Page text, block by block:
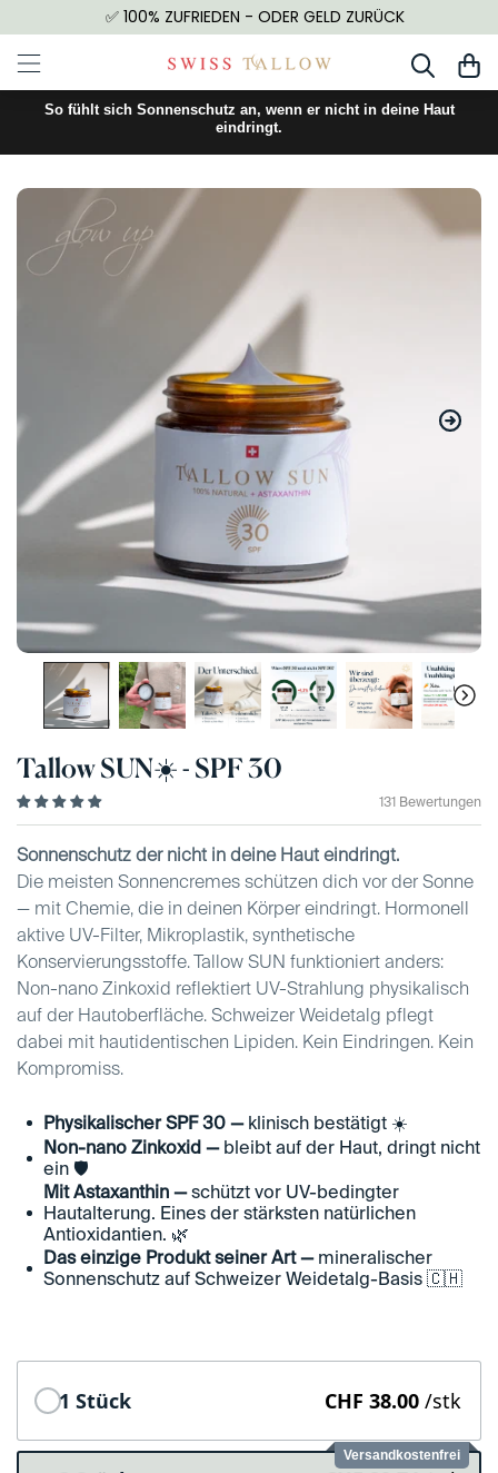
✅ 100% ZUFRIEDEN - ODER GELD ZURÜCK
So fühlt sich Sonnenschutz an, wenn er nicht in deine Haut
eindringt.
Tallow SUN☀️ - SPF 30
131 Bewertungen
Sonnenschutz der nicht in deine Haut eindringt.
Die meisten Sonnencremes schützen dich vor der Sonne
— mit Chemie, die in deinen Körper eindringt. Hormonell
aktive UV-Filter, Mikroplastik, synthetische
Konservierungsstoffe. Tallow SUN funktioniert anders:
Non-nano Zinkoxid reflektiert UV-Strahlung physikalisch
auf der Hautoberfläche. Schweizer Weidetalg pflegt
dabei mit hautidentischen Lipiden. Kein Eindringen. Kein
Kompromiss.
Physikalischer SPF 30 —klinisch bestätigt ☀️
Non-nano Zinkoxid —bleibt auf der Haut, dringt nicht
ein 🛡️
Mit Astaxanthin —schützt vor UV-bedingter
Hautalterung. Eines der stärksten natürlichen
Antioxidantien. 🌿
Das einzige Produkt seiner Art —mineralischer
Sonnenschutz auf Schweizer Weidetalg-Basis 🇨🇭
1 Stück CHF 38.00 /stk
Versandkostenfrei